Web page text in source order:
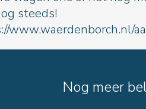
steeds!
www.waerdenborch.nl/
Nog meer